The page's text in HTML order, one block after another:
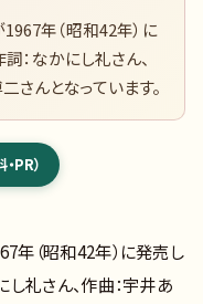
年（昭和42年）に
：なかにし礼さん、
さんとなっています。
PR）
年（昭和42年）に発売し
し礼さん、作曲：宇井あ